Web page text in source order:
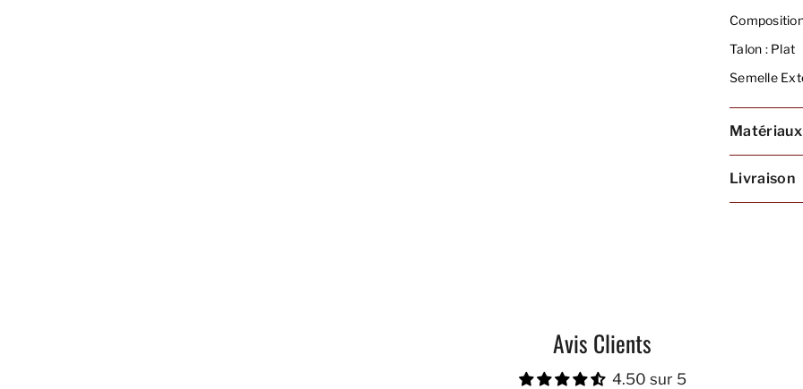
Talon :Plat
Semelle
Matériaux
Livraison
Avis Clients
4.50 sur 5